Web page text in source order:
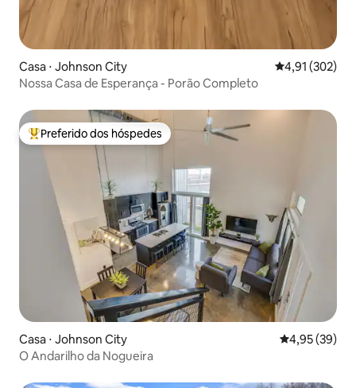
Casa ⋅ Johnson City 4,91 de uma
4,91 (302)
Nossa Casa de Esperança - Porão Completo
Entre os melhores preferidos dos hóspedes
Preferido dos hóspedes
Casa ⋅ Johnson City 4,95 de uma
4,95 (39)
O Andarilho da Nogueira